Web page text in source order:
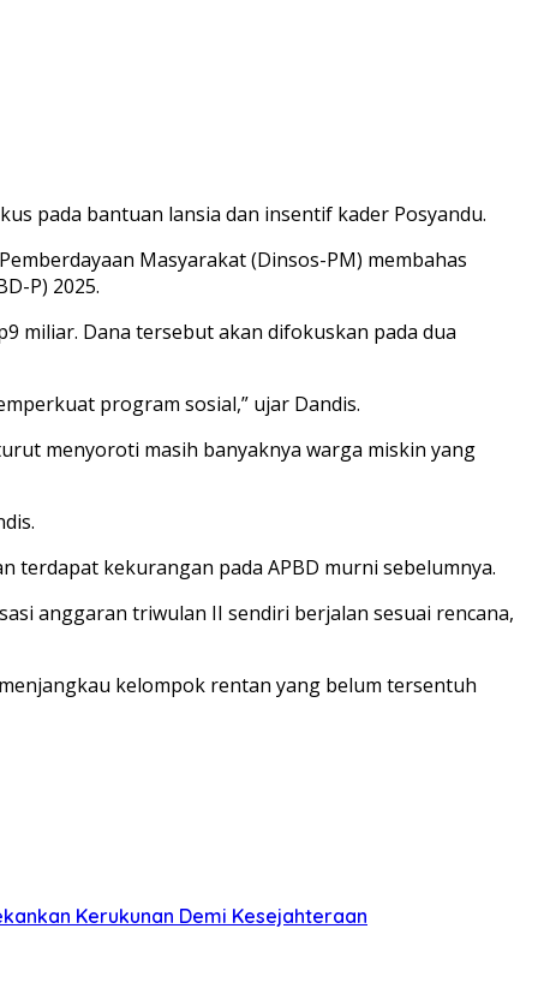
pada bantuan lansia dan insentif kader Posyandu.
Masyarakat (Dinsos-PM) membahas
P) 2025.
miliar. Dana tersebut akan difokuskan pada dua
program sosial,” ujar Dandis.
menyoroti masih banyaknya warga miskin yang
terdapat kekurangan pada APBD murni sebelumnya.
anggaran triwulan II sendiri berjalan sesuai rencana,
kelompok rentan yang belum tersentuh
Kerukunan Demi Kesejahteraan